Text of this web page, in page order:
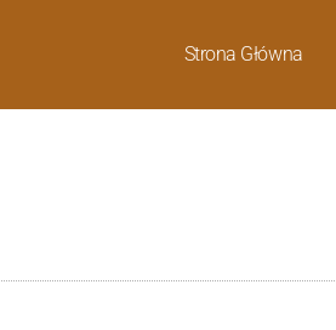
Strona Główna